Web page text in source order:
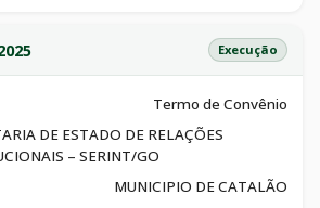
Execução
Termo de Convênio
DE ESTADO DE RELAÇÕES
– SERINT/GO
MUNICIPIO DE CATALÃO